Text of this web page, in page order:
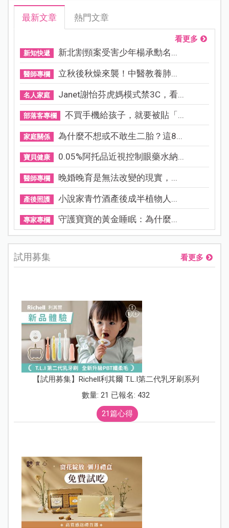
最新文章 熱門文章
看更多
新知快遞 新北割頸案受害少年楊承勳名...
醫師專欄 立秋後秋燥來襲！中醫教養肺...
名人家庭 Janet謝怡芬虎媽模式禁3C，看...
部落客專欄 不買手機給孩子，就要被貼「...
家庭關係 為什麼不想或不敢生二胎？這8...
寶貝健康 0.05%阿托品近視控制眼藥水納...
醫師專欄 晚婚晚育是無法改變的現實，...
產後照護 小說家青竹酒產後成半植物人...
專家專欄 守護寶寶的黃金睡眠：為什麼...
試用募集 看更多
【試用募集】Richell利其爾 T.L.I第二代乳牙刷系列
數量: 21 已報名: 432
21篇心得